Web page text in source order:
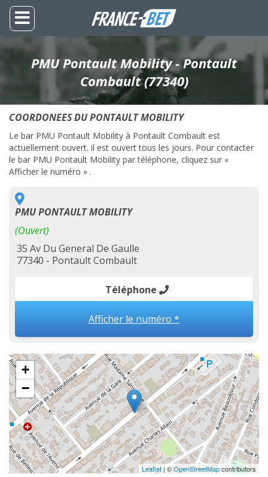
PMU Pontault Mobility - Pontault
Combault (77340)
COORDONEES DU PONTAULT MOBILITY
Le bar PMU Pontault Mobility à Pontault Combault est
actuellement ouvert. il est ouvert tous les jours. Pour contacter
le bar PMU Pontault Mobility par téléphone, cliquez sur «
Afficher le numéro » .
PMU PONTAULT MOBILITY
(Ouvert)
35 Av Du General De Gaulle
77340 - Pontault Combault
Téléphone
Afficher le numéro *
+
−
Leaflet | ©OpenStreetMapcontributors